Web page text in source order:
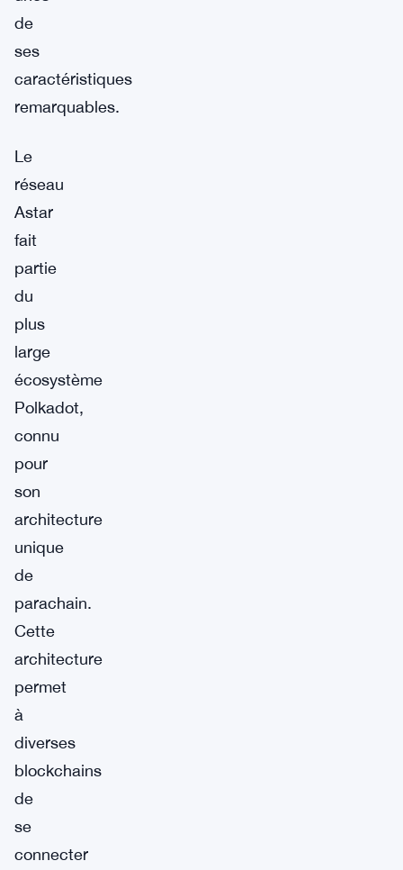
de
ses
caractéristiques
remarquables.
Le
réseau
Astar
fait
partie
du
plus
large
écosystème
Polkadot,
connu
pour
son
architecture
unique
de
parachain.
Cette
architecture
permet
à
diverses
blockchains
de
se
connecter